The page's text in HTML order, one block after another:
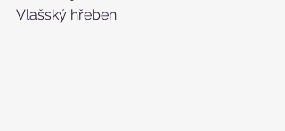
Vlašský hřeben.